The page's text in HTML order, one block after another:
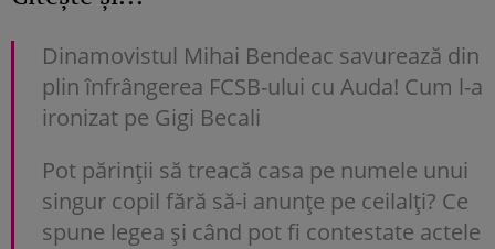
Dinamovistul Mihai Bendeac savurează din
plin înfrângerea FCSB-ului cu Auda! Cum l-a
ironizat pe Gigi Becali
Pot părinții să treacă casa pe numele unui
singur copil fără să-i anunțe pe ceilalți? Ce
spune legea și când pot fi contestate actele